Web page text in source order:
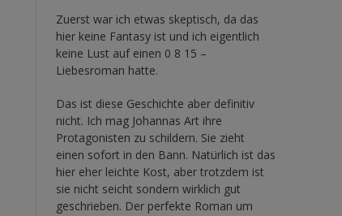
Zuerst war ich etwas skeptisch, da das
hier keine Fantasy ist und ich eigentlich
keine Lust auf einen 0 8 15 –
Liebesroman hatte.
Das ist diese Geschichte aber definitiv
nicht. Ich mag Johannas Art ihre
Protagonisten zu schildern. Sie zieht
einen sofort in den Bann. Natürlich ist das
hier eher leichte Kost, aber trotzdem ist
sie nicht seicht sondern wirklich gut
geschrieben. Der perfekte Roman um